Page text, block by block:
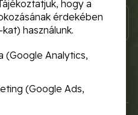
hogy a
érdekében
használunk.
(Google Analytics,
(Google Ads,